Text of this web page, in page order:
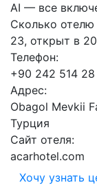
AI — все
Сколько отелю
23, открыт в
Телефон:
+90 242 514 28
Адрес:
Obagol Mevkii
Турция
Сайт отеля:
acarhotel.com
Хочу узнать